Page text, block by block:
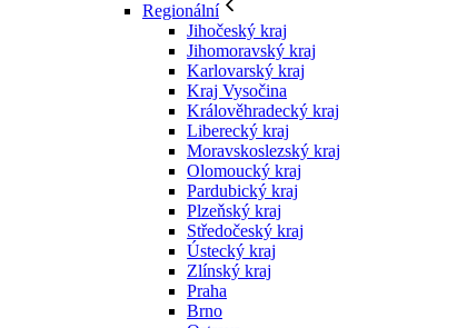
Regionální
Jihočeský kraj
Jihomoravský kraj
Karlovarský kraj
Kraj Vysočina
Králověhradecký kraj
Liberecký kraj
Moravskoslezský kraj
Olomoucký kraj
Pardubický kraj
Plzeňský kraj
Středočeský kraj
Ústecký kraj
Zlínský kraj
Praha
Brno